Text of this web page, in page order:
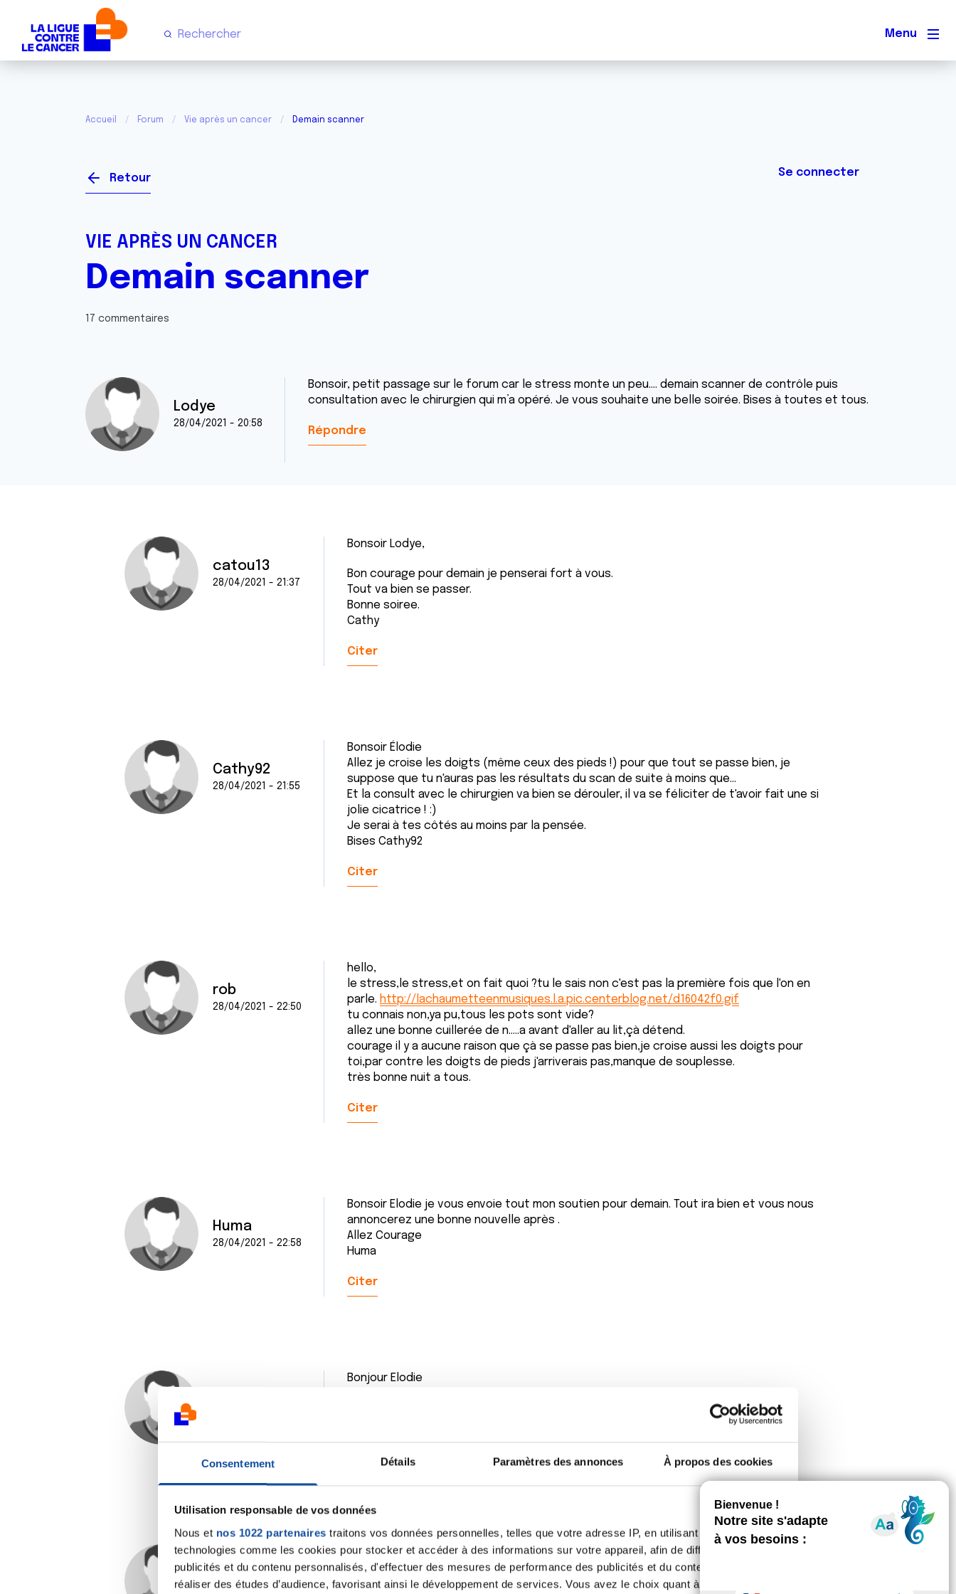
Consentement Détails Paramètres des annonces À propos des cookies
Utilisation responsable de vos données
Nous et nos 1022 partenaires traitons vos données personnelles, telles que votre adresse IP, en utilisant des
technologies comme les cookies pour stocker et accéder à des informations sur votre appareil, afin de diffuser des
publicités et du contenu personnalisés, d'effectuer des mesures de performance des publicités et du contenu, ainsi que de
réaliser des études d’audience, favorisant ainsi le développement de services. Vous avez le choix quant à l'utilisation de
Menu
Accueil Forum Vie après un cancer Demain scanner
Retour Se connecter
VIE APRÈS UN CANCER
Demain scanner
17 commentaires
Lodye
28/04/2021 - 20:58
Bonsoir, petit passage sur le forum car le stress monte un peu.... demain scanner de contrôle puis
consultation avec le chirurgien qui m’a opéré. Je vous souhaite une belle soirée. Bises à toutes et tous.
Répondre
catou13
28/04/2021 - 21:37
Bonsoir Lodye,
Bon courage pour demain je penserai fort à vous.
Tout va bien se passer.
Bonne soiree.
Cathy
Citer
Cathy92
28/04/2021 - 21:55
Bonsoir Élodie
Allez je croise les doigts (même ceux des pieds !) pour que tout se passe bien, je
suppose que tu n'auras pas les résultats du scan de suite à moins que...
Et la consult avec le chirurgien va bien se dérouler, il va se féliciter de t'avoir fait une si
jolie cicatrice ! :)
Je serai à tes côtés au moins par la pensée.
Bises Cathy92
Citer
rob
28/04/2021 - 22:50
hello,
le stress,le stress,et on fait quoi ?tu le sais non c'est pas la première fois que l'on en
parle. http://lachaumetteenmusiques.l.a.pic.centerblog.net/d16042f0.gif
tu connais non,ya pu,tous les pots sont vide?
allez une bonne cuillerée de n.....a avant d'aller au lit,çà détend.
courage il y a aucune raison que çà se passe pas bien,je croise aussi les doigts pour
toi,par contre les doigts de pieds j'arriverais pas,manque de souplesse.
très bonne nuit a tous.
Citer
Huma
28/04/2021 - 22:58
Bonsoir Elodie je vous envoie tout mon soutien pour demain. Tout ira bien et vous nous
annoncerez une bonne nouvelle après .
Allez Courage
Huma
Citer
Bonjour Elodie
Stephane14
29/04/2021 - 06:56
Hello Lodye
C'est un moment difficile mais je suis sûr que tout va bien se passer et que les nouvelles
seront celles que tu attends